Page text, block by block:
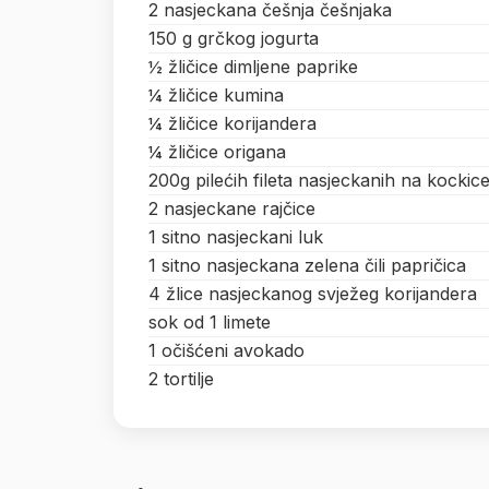
2 nasjeckana češnja češnjaka
150 g grčkog jogurta
½ žličice dimljene paprike
¼ žličice kumina
¼ žličice korijandera
¼ žličice origana
200g pilećih fileta nasjeckanih na kockice
2 nasjeckane rajčice
1 sitno nasjeckani luk
1 sitno nasjeckana zelena čili papričica
4 žlice nasjeckanog svježeg korijandera
sok od 1 limete
1 očišćeni avokado
2 tortilje